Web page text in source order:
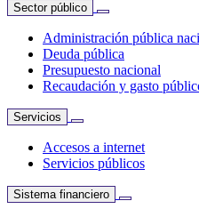
Sector público
Administración pública
Deuda pública
Presupuesto nacional
Recaudación y gasto
Servicios
Accesos a internet
Servicios públicos
Sistema financiero